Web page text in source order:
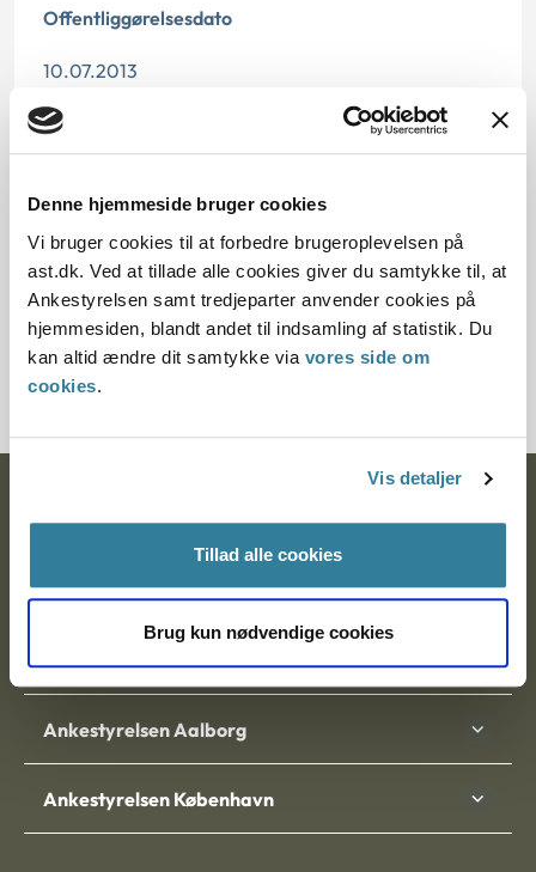
Denne hjemmeside bruger cookies
Vi bruger cookies til at forbedre brugeroplevelsen på
ast.dk. Ved at tillade alle cookies giver du samtykke til, at
Ankestyrelsen samt tredjeparter anvender cookies på
hjemmesiden, blandt andet til indsamling af statistik. Du
kan altid ændre dit samtykke via vores side om
cookies.
Vis detaljer
Tillad alle cookies
Brug kun nødvendige cookies
Offentliggørelsesdato
10.07.2013
Denne principafgørelse er kasseret den 1. august
2019, da den ikke længere har vejledningsværdi.
Paragraf
§ 112 § 4 § 1
Journalnummer
3500140-10
Nytorv 7, 2. sal
9000 Aalborg
Ankestyrelsen Aalborg
Ankestyrelsen København